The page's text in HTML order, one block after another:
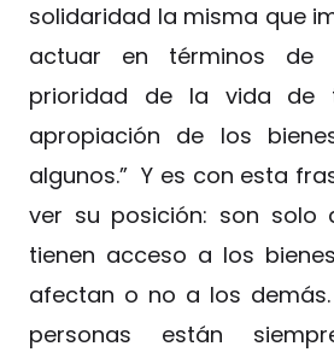
solidaridad la misma que
actuar en términos de
prioridad de la vida de
apropiación de los
algunos.” Y es con esta
ver su posición: son solo
tienen acceso a los
afectan o no a los
personas están